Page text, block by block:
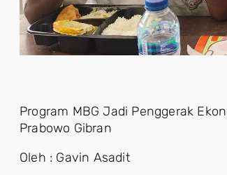
Program MBG Jadi Penggerak
Prabowo Gibran
Oleh : Gavin Asadit